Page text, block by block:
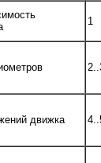
1
движка